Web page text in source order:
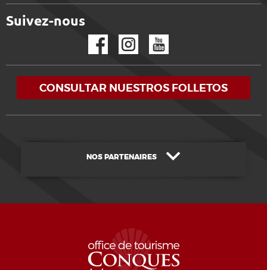
Suivez-nous
CONSULTAR NUESTROS FOLLETOS
NOS PARTENAIRES